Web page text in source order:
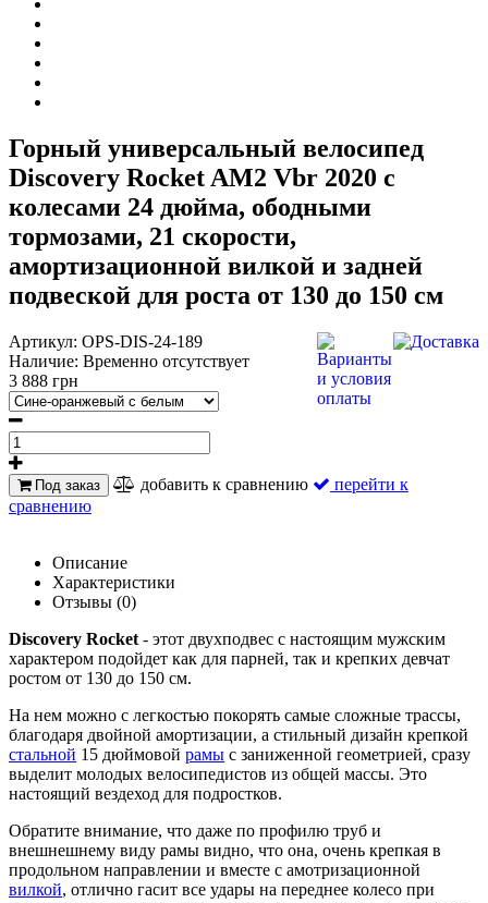
Горный универсальный велосипед
Discovery Rocket AM2 Vbr 2020 с
колесами 24 дюйма, ободными
тормозами, 21 скорости,
амортизационной вилкой и задней
подвеской для роста от 130 до 150 см
Артикул: OPS-DIS-24-189
Наличие: Временно отсутствует
3 888 грн
Под заказ добавить к сравнению
перейти к
сравнению
Описание
Характеристики
Отзывы (0)
Discovery Rocket - этот двухподвес с настоящим мужским
характером подойдет как для парней, так и крепких девчат
ростом от 130 до 150 см.
На нем можно с легкостью покорять самые сложные трассы,
благодаря двойной амортизации, а стильный дизайн крепкой
стальной 15 дюймовой рамы с заниженной геометрией, сразу
выделит молодых велосипедистов из общей массы. Это
настоящий вездеход для подростков.
Обратите внимание, что даже по профилю труб и
внешнешнему виду рамы видно, что она, очень крепкая в
продольном направлении и вместе с амотризационной
вилкой, отлично гасит все удары на переднее колесо при